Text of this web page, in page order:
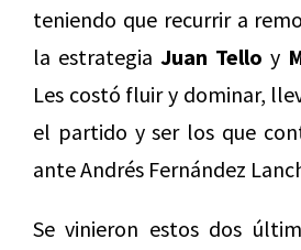
teniendo que recurrir a
la estrategia Juan Tello y
Les costó fluir y dominar,
el partido y ser los que
ante Andrés Fernández
Se vinieron estos dos